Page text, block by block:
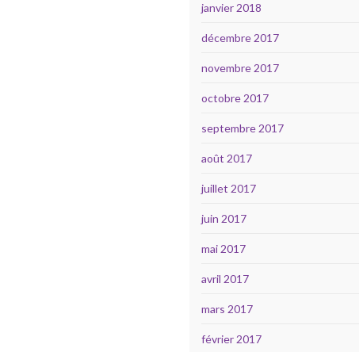
janvier 2018
décembre 2017
novembre 2017
octobre 2017
septembre 2017
août 2017
juillet 2017
juin 2017
mai 2017
avril 2017
mars 2017
février 2017